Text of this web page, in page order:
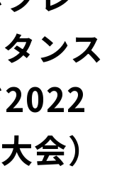
ンス
会）